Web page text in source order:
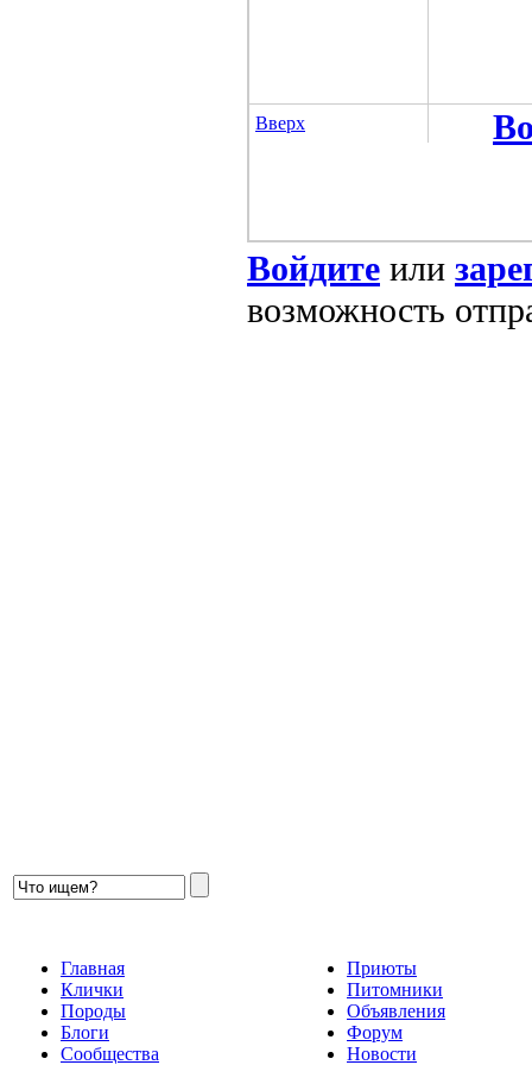
Вверх
Войдите или
возможность
Главная
Клички
Породы
Блоги
Сообщества
Приюты
Питомники
Объявления
Форум
Новости